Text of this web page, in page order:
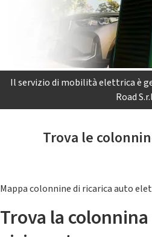
Il servizio di mobilità elettrica è
Road
Trova le
Mappa colonnine di ricarica auto
Trova la